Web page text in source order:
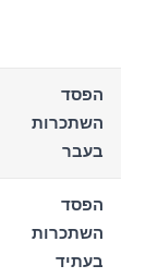
הפסד
השתכרות
בעבר
הפסד
השתכרות
בעתיד